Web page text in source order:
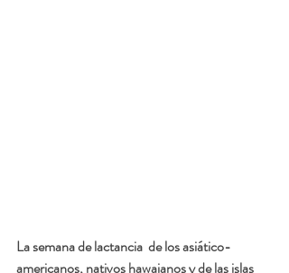
La semana de lactancia  de los asiático-
americanos, nativos hawaianos y de las islas